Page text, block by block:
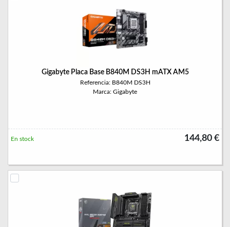
Gigabyte Placa Base B840M DS3H mATX AM5
Referencia: B840M DS3H
Marca: Gigabyte
144,80 €
En stock